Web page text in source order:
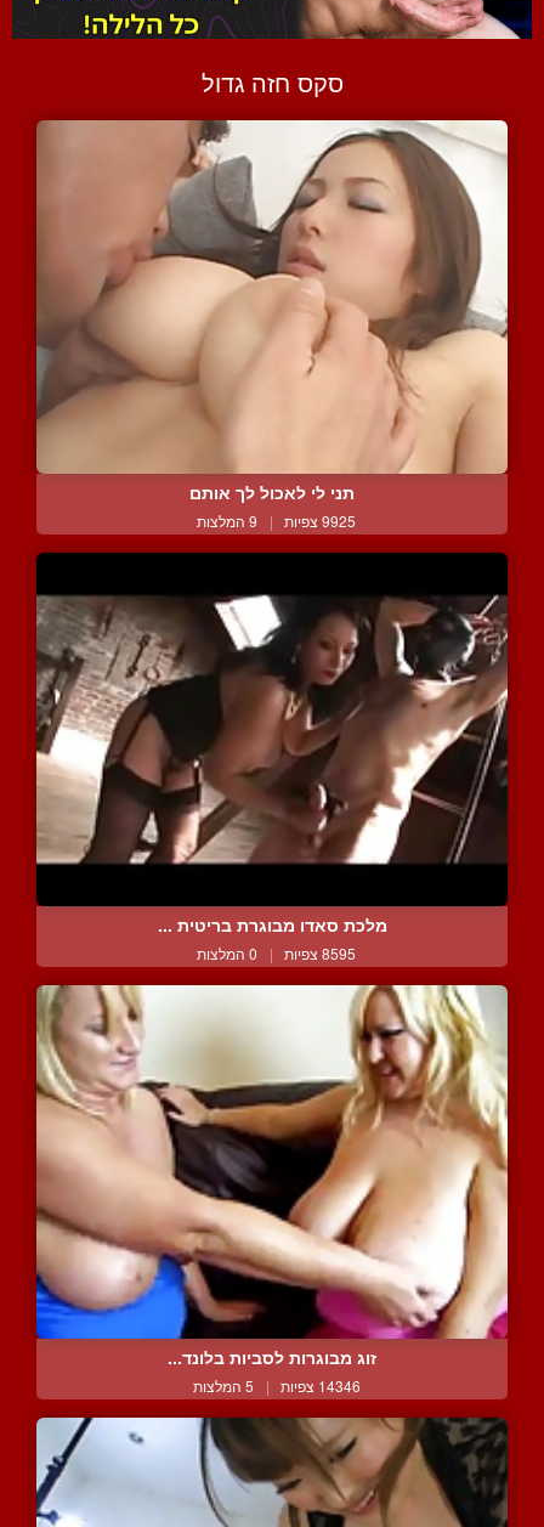
סקס חזה גדול
תני לי לאכול לך אותם
9925 צפיות | 9 המלצות
מלכת סאדו מבוגרת בריטית ...
8595 צפיות | 0 המלצות
זוג מבוגרות לסביות בלונד...
14346 צפיות | 5 המלצות